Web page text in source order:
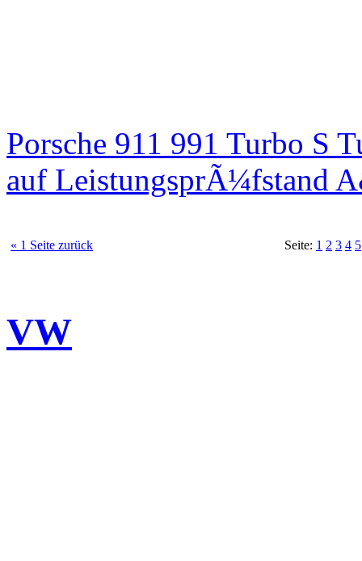
Porsche 911 991 Turbo S
auf LeistungsprÃ¼fstand
« 1 Seite zurück Seite: 1 2 3 4 5
VW